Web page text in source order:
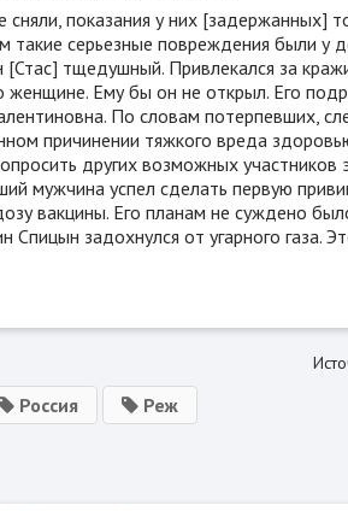
показания у них [задержанных]
такие серьезные повреждения были у
тщедушный. Привлекался за
Ему бы он не открыл. Его
По словам потерпевших,
причинении тяжкого вреда
других возможных участников
мужчина успел сделать первую
вакцины. Его планам не суждено
задохнулся от угарного газа.
Россия Реж